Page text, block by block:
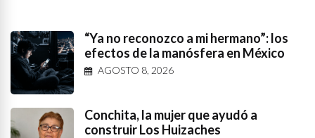
“Ya no reconozco a mi hermano”: los
efectos de la manósfera en México
AGOSTO 8, 2026
Conchita, la mujer que ayudó a
construir Los Huizaches